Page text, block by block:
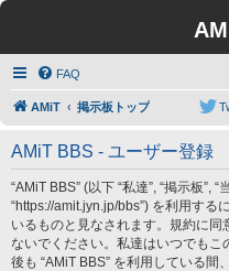
FAQ
AMiT 掲示板トップ
AMiT BBS - ユーザー登録
“AMiT BBS” (以下 “私達”, “掲示板”, “
“https://amit.jyn.jp/bbs”) を利用する
いるものと見なされます。規約に同
ないでください。私達はいつでも
後も “AMiT BBS” を利用している